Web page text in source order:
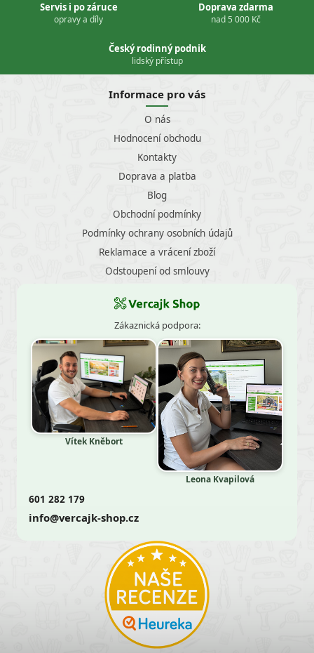
Servis i po záruce
opravy a díly
Doprava zdarma
nad 5 000 Kč
Český rodinný podnik
lidský přístup
Informace pro vás
O nás
Hodnocení obchodu
Kontakty
Doprava a platba
Blog
Obchodní podmínky
Podmínky ochrany osobních údajů
Reklamace a vrácení zboží
Odstoupení od smlouvy
Zákaznická podpora:
Vítek Kněbort
Leona Kvapilová
601 282 179
info@vercajk-shop.cz